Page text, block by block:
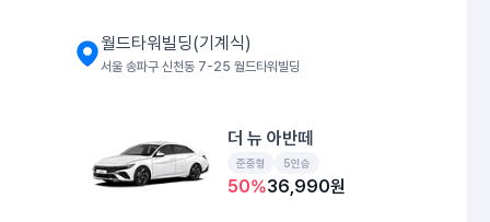
월드타워빌딩(기계식)
서울 송파구 신천동 7-25 월드타워빌딩
더 뉴 아반떼
준중형 5인승
50%36,990원